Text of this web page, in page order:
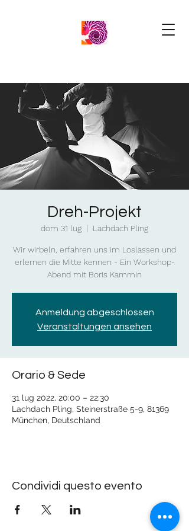
Dreh-Projekt
dom 31 lug
  |
Lachdach Pling
Wir wirbeln, erfahren uns im Loslassen und
erlernen die Mitte kennen - Ein Workshop-
Abend mit Boris Kammin
Anmeldung abgeschlossen
Veranstaltungen ansehen
Orario & Sede
31 lug 2022, 20:00 – 22:30
Lachdach Pling, Steinerstraße 5-9, 81369
München, Deutschland
Condividi questo evento